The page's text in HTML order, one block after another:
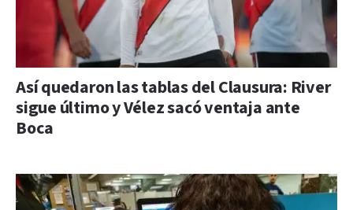
Así quedaron las tablas del Clausura: River
sigue último y Vélez sacó ventaja ante
Boca